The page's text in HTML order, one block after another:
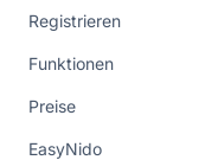
Registrieren
Funktionen
Preise
EasyNido